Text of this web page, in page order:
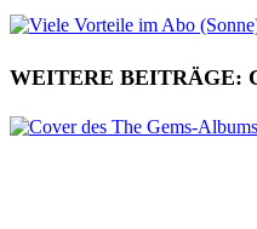
WEITERE BEITRÄGE: